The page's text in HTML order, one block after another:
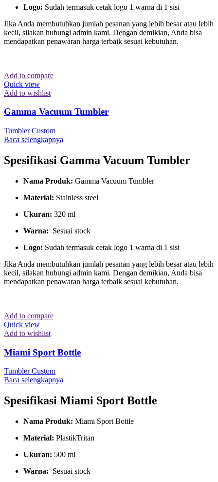
Logo: Sudah termasuk cetak logo 1 warna di 1 sisi
Jika Anda membutuhkan jumlah pesanan yang lebih besar atau lebih
kecil, silakan hubungi admin kami. Dengan demikian, Anda bisa
mendapatkan penawaran harga terbaik sesuai kebutuhan.
Add to compare
Quick view
Add to wishlist
Gamma Vacuum Tumbler
Tumbler Custom
Baca selengkapnya
Spesifikasi Gamma Vacuum Tumbler
Nama Produk: Gamma Vacuum Tumbler
Material: Stainless steel
Ukuran: 320 ml
Warna: Sesuai stock
Logo: Sudah termasuk cetak logo 1 warna di 1 sisi
Jika Anda membutuhkan jumlah pesanan yang lebih besar atau lebih
kecil, silakan hubungi admin kami. Dengan demikian, Anda bisa
mendapatkan penawaran harga terbaik sesuai kebutuhan.
Add to compare
Quick view
Add to wishlist
Miami Sport Bottle
Tumbler Custom
Baca selengkapnya
Spesifikasi Miami Sport Bottle
Nama Produk: Miami Sport Bottle
Material: PlastikTritan
Ukuran: 500 ml
Warna: Sesuai stock